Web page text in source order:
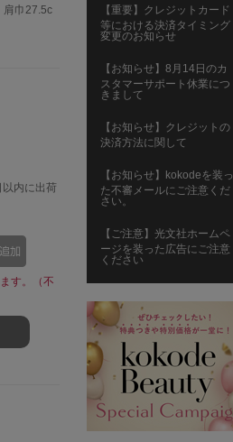
肩巾27.5c
内に出荷
す。（不
【重要】クレジットカード
等における決済タイミング
変更のお知らせ
【お知らせ】8月14日のカ
スタマーサポート休業につ
きまして
【お知らせ】クレジットの
決済方法に関して
【お知らせ】kokodeを装っ
た不審メールにご注意くだ
さい。
【ご注意】光文社ホームペ
ージを装った広告にご注意
ください